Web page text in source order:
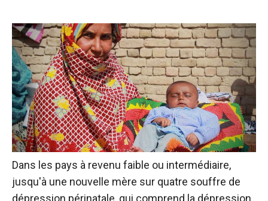
Dans les pays à revenu faible ou intermédiaire,
jusqu'à une nouvelle mère sur quatre souffre de
dépression périnatale, qui comprend la dépression